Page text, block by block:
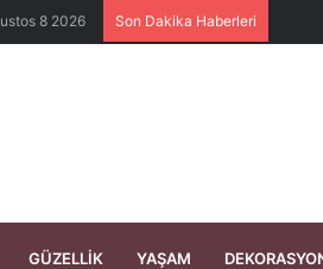
8 2026 Son Dakika Haberleri
GÜZELLIK YAŞAM